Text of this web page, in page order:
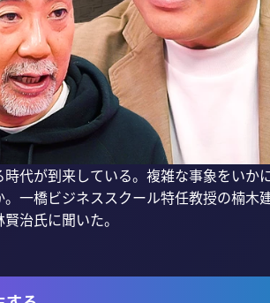
代が到来している。複雑な事象をいか
一橋ビジネススクール特任教授の楠木
治氏に聞いた。